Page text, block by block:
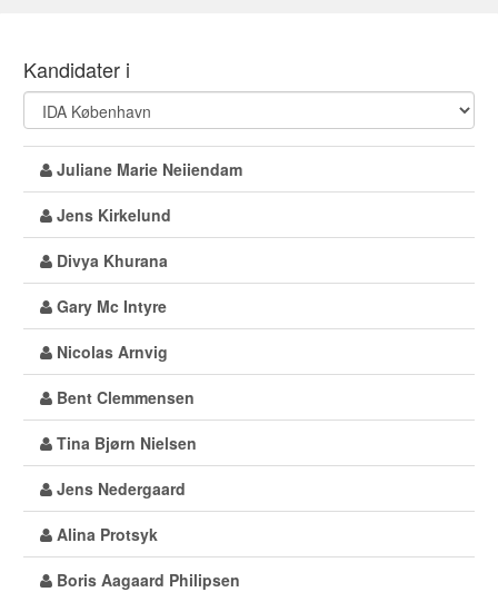
Kandidater i
Juliane Marie Neiiendam
Jens Kirkelund
Divya Khurana
Gary Mc Intyre
Nicolas Arnvig
Bent Clemmensen
Tina Bjørn Nielsen
Jens Nedergaard
Alina Protsyk
Boris Aagaard Philipsen